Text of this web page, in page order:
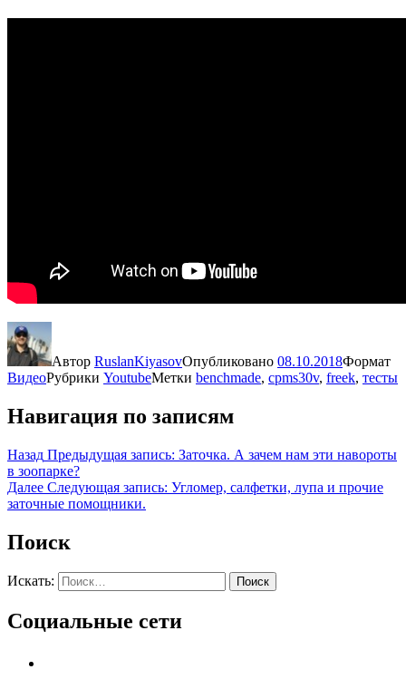
Автор RuslanKiyasovОпубликовано 08.10.2018Формат
ВидеоРубрики YoutubeМетки benchmade, cpms30v, freek, тесты
Навигация по записям
Назад Предыдущая запись: Заточка. А зачем нам эти навороты
в зоопарке?
Далее Следующая запись: Угломер, салфетки, лупа и прочие
заточные помощники.
Поиск
Искать: Поиск
Социальные сети